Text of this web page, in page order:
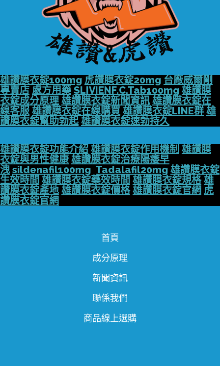
雄讚膜衣錠100mg 虎讚膜衣錠20mg 台廠威爾剛
專賣店 處方用藥 SLIVIENF.C.Tab100mg 雄讚膜
衣錠成分原理 雄讚膜衣錠新聞資訊 雄讚膜衣錠在
線客服 雄讚膜衣錠在線購買 雄讚膜衣錠LINE群 雄
讚膜衣錠幫助勃起 雄讚膜衣錠速勃持久
雄讚膜衣錠功能介紹 雄讚膜衣錠作用機制 雄讚膜
衣錠與男性健康 雄讚膜衣錠治療陽痿早
洩 sildenafil100mg Tadalafil20mg 雄讚膜衣錠
生效時間 雄讚膜衣錠藥效時間 雄讚膜衣錠規格 雄
讚膜衣錠產地 雄讚膜衣錠價格 雄讚膜衣錠官網 虎
讚膜衣錠官網
首頁
成分原理
新聞資訊
聯係我們
商品線上選購